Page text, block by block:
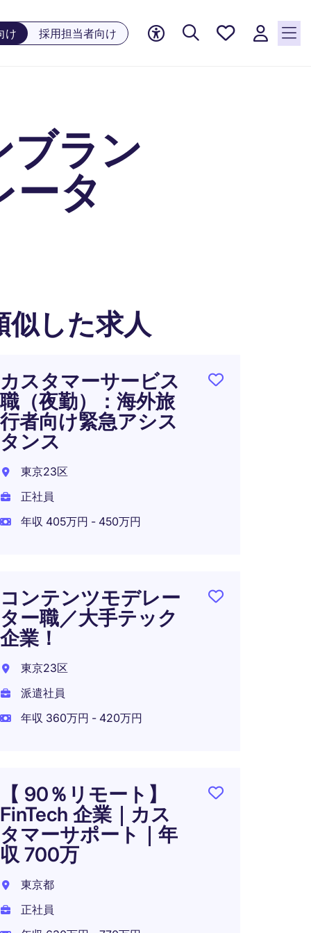
け 採用担当者向け
お気に
ブラン
ータ
似した求人
カスタマーサービス
職（夜勤）：海外旅
行者向け緊急アシス
タンス
東京23区
正社員
年収 405万円 - 450万円
コンテンツモデレー
ター職／大手テック
企業！
東京23区
派遣社員
年収 360万円 - 420万円
【 90％リモート】
FinTech 企業｜カス
タマーサポート｜年
収 700万
東京都
正社員